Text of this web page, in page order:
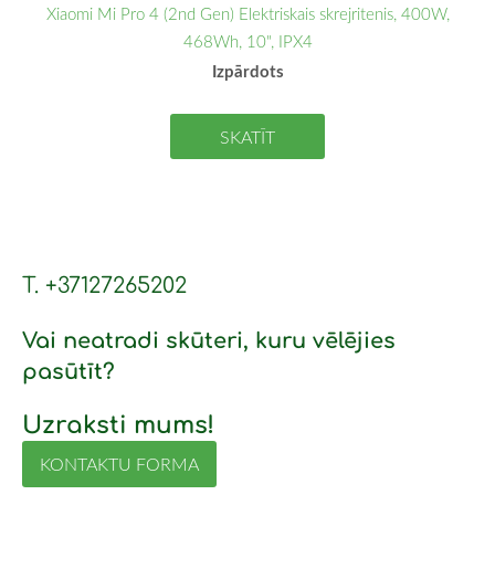
T. +37127265202
Vai neatradi skūteri, kuru vēlējies
pasūtīt?
Uzraksti mums!
KONTAKTU FORMA
Xiaomi Mi Pro 4 (2nd Gen) Elektriskais skrejritenis, 400W,
468Wh, 10", IPX4
Izpārdots
SKATĪT